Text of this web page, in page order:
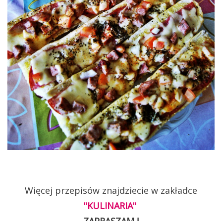
Więcej przepisów znajdziecie w zakładce
"KULINARIA"